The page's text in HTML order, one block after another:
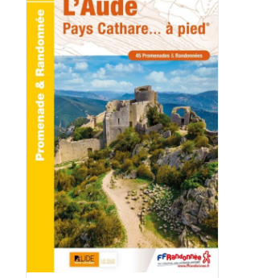
AJOUTER AU PANIER
/
DÉTAILS